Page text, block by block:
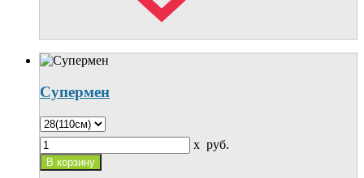
Супермен
x руб.